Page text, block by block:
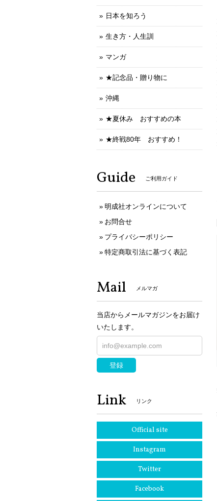
日本を知ろう
生き方・人生訓
マンガ
★記念品・贈り物に
沖縄
★夏休み おすすめの本
★終戦80年 おすすめ！
Guide ご利用ガイド
明成社オンラインについて
お問合せ
プライバシーポリシー
特定商取引法に基づく表記
Mail メルマガ
当店からメールマガジンをお届け
いたします。
登録
Link リンク
Official site
Instagram
Twitter
Facebook